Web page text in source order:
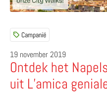
Campanië
19 november 2019
Ontdek het
uit L’amica